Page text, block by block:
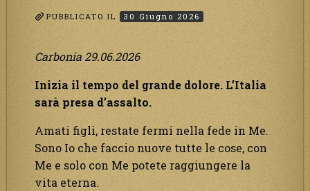
affinché
e
tornino
a
PUBBLICATO IL 30 Giugno 2026
Carbonia 29.06.2026
Inizia il tempo del grande dolore. L’Italia
sarà presa d’assalto.
Amati figli, restate fermi nella fede in Me.
Sono Io che faccio nuove tutte le cose, con
Me e solo con Me potete raggiungere la
vita eterna.